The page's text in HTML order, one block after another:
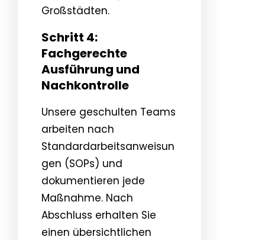
Großstädten.
Schritt 4:
Fachgerechte
Ausführung und
Nachkontrolle
Unsere geschulten Teams
arbeiten nach
Standardarbeitsanweisun
gen (SOPs) und
dokumentieren jede
Maßnahme. Nach
Abschluss erhalten Sie
einen übersichtlichen